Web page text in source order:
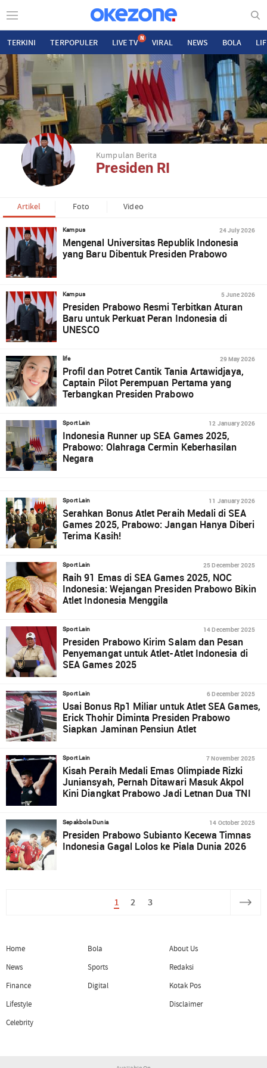
TERKINI TERPOPULER LIVE TV N VIRAL NEWS BOLA
Kumpulan Berita
Presiden RI
Artikel Foto Video
Kampus 24 July 2026
Mengenal Universitas Republik Indonesia
yang Baru Dibentuk Presiden Prabowo
Kampus 5 June 2026
Presiden Prabowo Resmi Terbitkan Aturan
Baru untuk Perkuat Peran Indonesia di
UNESCO
life 29 May 2026
Profil dan Potret Cantik Tania Artawidjaya,
Captain Pilot Perempuan Pertama yang
Terbangkan Presiden Prabowo
Sport Lain 12 January 2026
Indonesia Runner up SEA Games 2025,
Prabowo: Olahraga Cermin Keberhasilan
Negara
Sport Lain 11 January 2026
Serahkan Bonus Atlet Peraih Medali di SEA
Games 2025, Prabowo: Jangan Hanya Diberi
Terima Kasih!
Sport Lain 25 December 2025
Raih 91 Emas di SEA Games 2025, NOC
Indonesia: Wejangan Presiden Prabowo Bikin
Atlet Indonesia Menggila
Sport Lain 14 December 2025
Presiden Prabowo Kirim Salam dan Pesan
Penyemangat untuk Atlet-Atlet Indonesia di
SEA Games 2025
Sport Lain 6 December 2025
Usai Bonus Rp1 Miliar untuk Atlet SEA Games,
Erick Thohir Diminta Presiden Prabowo
Siapkan Jaminan Pensiun Atlet
Sport Lain 7 November 2025
Kisah Peraih Medali Emas Olimpiade Rizki
Juniansyah, Pernah Ditawari Masuk Akpol
Kini Diangkat Prabowo Jadi Letnan Dua TNI
Sepakbola Dunia 14 October 2025
Presiden Prabowo Subianto Kecewa Timnas
Indonesia Gagal Lolos ke Piala Dunia 2026
1 2 3
Home
News
Finance
Lifestyle
Celebrity
Bola
Sports
Digital
About Us
Redaksi
Kotak Pos
Disclaimer